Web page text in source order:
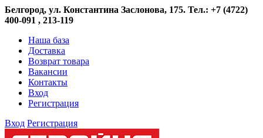
Белгород, ул. Константина Заслонова, 175. Тел.: +7 (4722)
400-091 , 213-119
Наша база
Доставка
Возврат товара
Вакансии
Контакты
Вход
Регистрация
Вход Регистрация